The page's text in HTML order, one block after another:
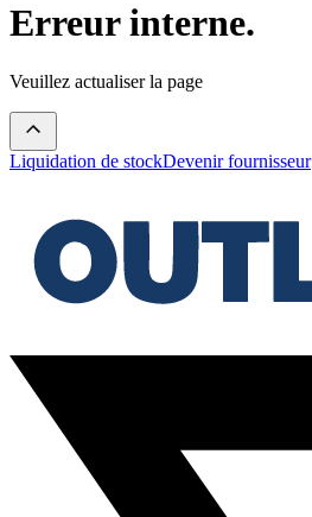
Erreur interne.
Veuillez actualiser la page
Liquidation de stockDevenir fournisseur